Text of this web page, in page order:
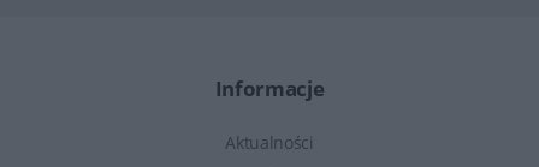
Informacje
Aktualności